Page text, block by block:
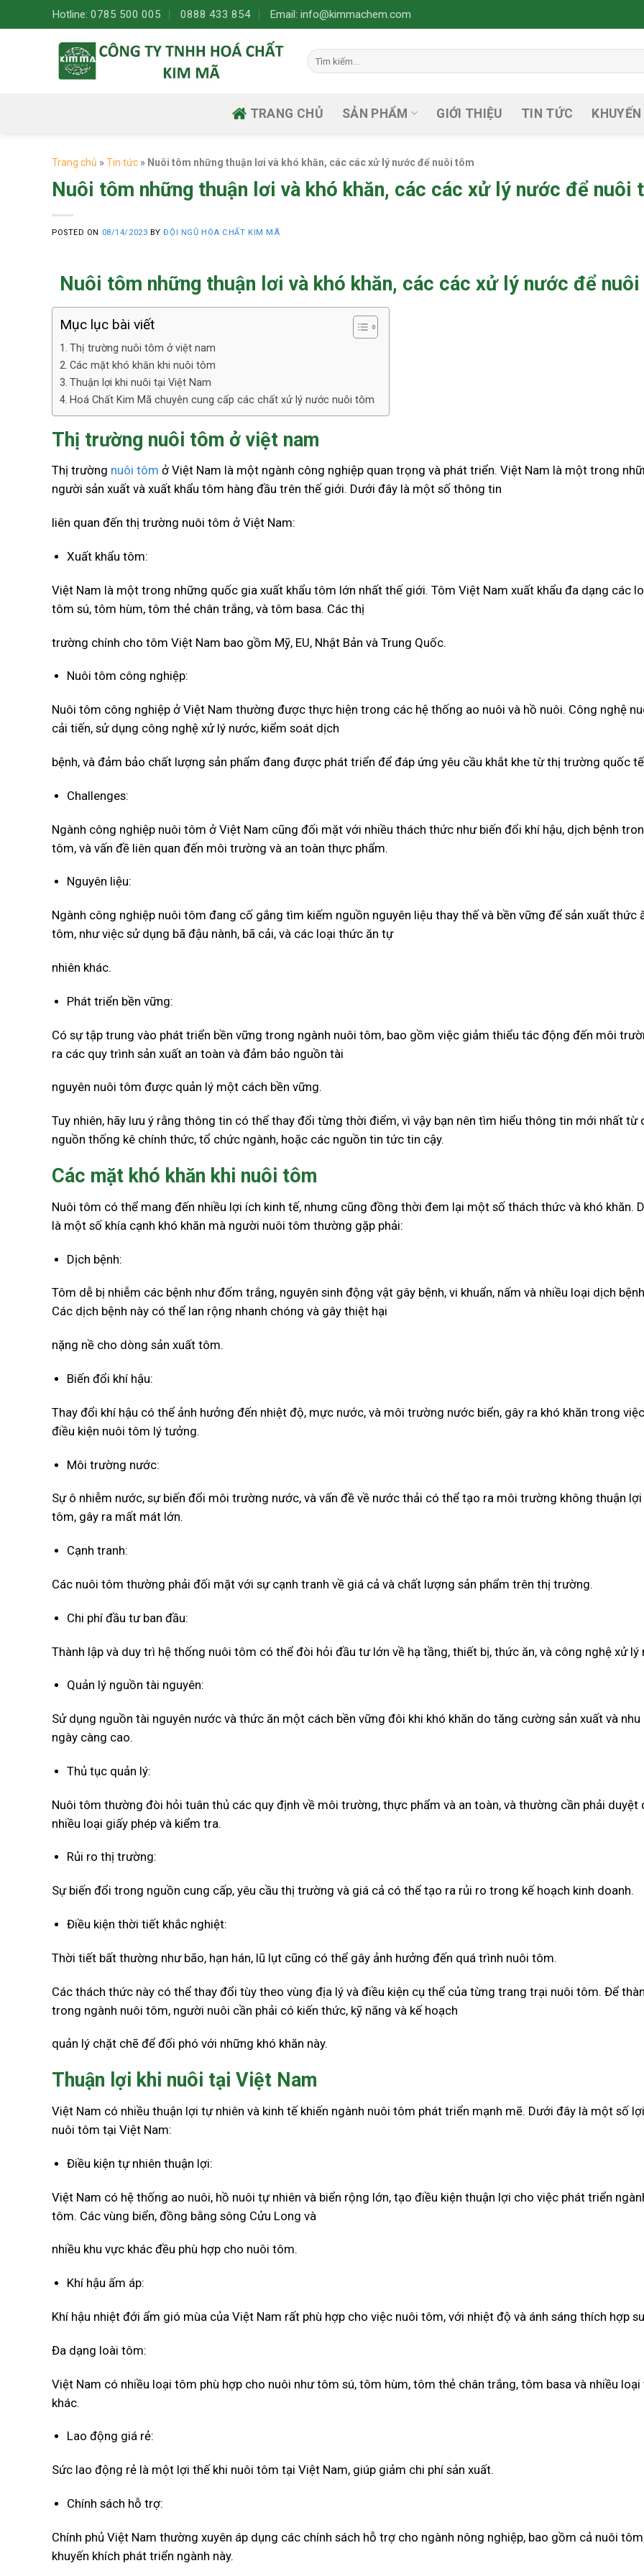
to
Hotline: 0785 500 005 0888 433 854 Email: info@kimmachem.com
Tìm
kiếm:
TRANG CHỦ SẢN PHẨM GIỚI THIỆU TIN TỨC
Trang chủ »Tin tức » Nuôi tôm những thuận lơi và khó khăn, các các xử lý nước để nuôi tôm
Nuôi tôm những thuận lơi và khó khăn, các các xử lý nước để nuôi
POSTED ON 08/14/2023 BYĐỘI NGŨ HÓA CHẤT KIM MÃ
Nuôi tôm những thuận lơi và khó khăn, các các xử lý nước để
Mục lục bài viết
Thị trường nuôi tôm ở việt nam
Các mặt khó khăn khi nuôi tôm
Thuận lợi khi nuôi tại Việt Nam
Hoá Chất Kim Mã chuyên cung cấp các chất xử lý nước nuôi tôm
Thị trường nuôi tôm ở việt nam
Thị trường nuôi tôm ở Việt Nam là một ngành công nghiệp quan trọng và phát triển. Việt Nam là một trong
người sản xuất và xuất khẩu tôm hàng đầu trên thế giới. Dưới đây là một số thông tin
liên quan đến thị trường nuôi tôm ở Việt Nam:
Xuất khẩu tôm:
Việt Nam là một trong những quốc gia xuất khẩu tôm lớn nhất thế giới. Tôm Việt Nam xuất khẩu đa dạng các
tôm sú, tôm hùm, tôm thẻ chân trắng, và tôm basa. Các thị
trường chính cho tôm Việt Nam bao gồm Mỹ, EU, Nhật Bản và Trung Quốc.
Nuôi tôm công nghiệp:
Nuôi tôm công nghiệp ở Việt Nam thường được thực hiện trong các hệ thống ao nuôi và hồ nuôi. Công nghệ
cải tiến, sử dụng công nghệ xử lý nước, kiểm soát dịch
bệnh, và đảm bảo chất lượng sản phẩm đang được phát triển để đáp ứng yêu cầu khắt khe từ thị trường quốc
Challenges:
Ngành công nghiệp nuôi tôm ở Việt Nam cũng đối mặt với nhiều thách thức như biến đổi khí hậu, dịch bệnh
tôm, và vấn đề liên quan đến môi trường và an toàn thực phẩm.
Nguyên liệu:
Ngành công nghiệp nuôi tôm đang cố gắng tìm kiếm nguồn nguyên liệu thay thế và bền vững để sản xuất thức
tôm, như việc sử dụng bã đậu nành, bã cải, và các loại thức ăn tự
nhiên khác.
Phát triển bền vững:
Có sự tập trung vào phát triển bền vững trong ngành nuôi tôm, bao gồm việc giảm thiểu tác động đến môi
ra các quy trình sản xuất an toàn và đảm bảo nguồn tài
nguyên nuôi tôm được quản lý một cách bền vững.
Tuy nhiên, hãy lưu ý rằng thông tin có thể thay đổi từng thời điểm, vì vậy bạn nên tìm hiểu thông tin mới nhất từ
nguồn thống kê chính thức, tổ chức ngành, hoặc các nguồn tin tức tin cậy.
Các mặt khó khăn khi nuôi tôm
Nuôi tôm có thể mang đến nhiều lợi ích kinh tế, nhưng cũng đồng thời đem lại một số thách thức và khó khăn.
là một số khía cạnh khó khăn mà người nuôi tôm thường gặp phải:
Dịch bệnh:
Tôm dễ bị nhiễm các bệnh như đốm trắng, nguyên sinh động vật gây bệnh, vi khuẩn, nấm và nhiều loại dịch
Các dịch bệnh này có thể lan rộng nhanh chóng và gây thiệt hại
nặng nề cho dòng sản xuất tôm.
Biến đổi khí hậu:
Thay đổi khí hậu có thể ảnh hưởng đến nhiệt độ, mực nước, và môi trường nước biển, gây ra khó khăn trong
điều kiện nuôi tôm lý tưởng.
Môi trường nước:
Sự ô nhiễm nước, sự biến đổi môi trường nước, và vấn đề về nước thải có thể tạo ra môi trường không thuận
tôm, gây ra mất mát lớn.
Cạnh tranh:
Các nuôi tôm thường phải đối mặt với sự cạnh tranh về giá cả và chất lượng sản phẩm trên thị trường.
Chi phí đầu tư ban đầu:
Thành lập và duy trì hệ thống nuôi tôm có thể đòi hỏi đầu tư lớn về hạ tầng, thiết bị, thức ăn, và công nghệ xử lý
Quản lý nguồn tài nguyên:
Sử dụng nguồn tài nguyên nước và thức ăn một cách bền vững đôi khi khó khăn do tăng cường sản xuất và nhu
ngày càng cao.
Thủ tục quản lý:
Nuôi tôm thường đòi hỏi tuân thủ các quy định về môi trường, thực phẩm và an toàn, và thường cần phải duyệt
nhiều loại giấy phép và kiểm tra.
Rủi ro thị trường:
Sự biến đổi trong nguồn cung cấp, yêu cầu thị trường và giá cả có thể tạo ra rủi ro trong kế hoạch kinh doanh.
Điều kiện thời tiết khắc nghiệt:
Thời tiết bất thường như bão, hạn hán, lũ lụt cũng có thể gây ảnh hưởng đến quá trình nuôi tôm.
Các thách thức này có thể thay đổi tùy theo vùng địa lý và điều kiện cụ thể của từng trang trại nuôi tôm. Để
trong ngành nuôi tôm, người nuôi cần phải có kiến thức, kỹ năng và kế hoạch
quản lý chặt chẽ để đối phó với những khó khăn này.
Thuận lợi khi nuôi tại Việt Nam
Việt Nam có nhiều thuận lợi tự nhiên và kinh tế khiến ngành nuôi tôm phát triển mạnh mẽ. Dưới đây là một số
nuôi tôm tại Việt Nam:
Điều kiện tự nhiên thuận lợi:
Việt Nam có hệ thống ao nuôi, hồ nuôi tự nhiên và biển rộng lớn, tạo điều kiện thuận lợi cho việc phát triển
tôm. Các vùng biển, đồng bằng sông Cửu Long và
nhiều khu vực khác đều phù hợp cho nuôi tôm.
Khí hậu ấm áp:
Khí hậu nhiệt đới ẩm gió mùa của Việt Nam rất phù hợp cho việc nuôi tôm, với nhiệt độ và ánh sáng thích hợp
Đa dạng loài tôm:
Việt Nam có nhiều loại tôm phù hợp cho nuôi như tôm sú, tôm hùm, tôm thẻ chân trắng, tôm basa và nhiều
khác.
Lao động giá rẻ:
Sức lao động rẻ là một lợi thế khi nuôi tôm tại Việt Nam, giúp giảm chi phí sản xuất.
Chính sách hỗ trợ:
Chính phủ Việt Nam thường xuyên áp dụng các chính sách hỗ trợ cho ngành nông nghiệp, bao gồm cả nuôi
khuyến khích phát triển ngành này.